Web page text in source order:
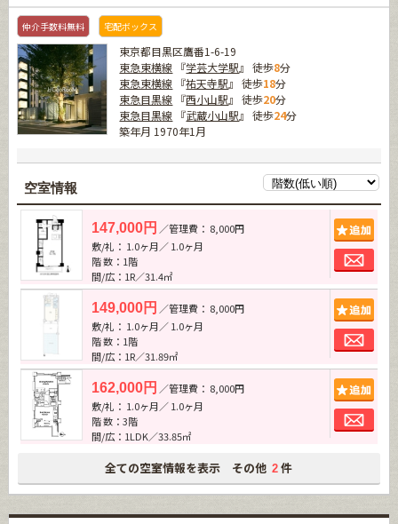
仲介手数料無料 宅配ボックス
東京都目黒区鷹番1-6-19
東急東横線 『学芸大学駅』 徒歩8分
東急東横線 『祐天寺駅』 徒歩18分
東急目黒線 『西小山駅』 徒歩20分
東急目黒線 『武蔵小山駅』 徒歩24分
築年月 1970年1月
空室情報
147,000円 ／管理費： 8,000円
敷/礼： 1.0ヶ月／ 1.0ヶ月
階 数：1階
間/広：1R／31.4㎡
149,000円 ／管理費： 8,000円
敷/礼： 1.0ヶ月／ 1.0ヶ月
階 数：1階
間/広：1R／31.89㎡
162,000円 ／管理費： 8,000円
敷/礼： 1.0ヶ月／ 1.0ヶ月
階 数：3階
間/広：1LDK／33.85㎡
全ての空室情報を表示 その他 2 件